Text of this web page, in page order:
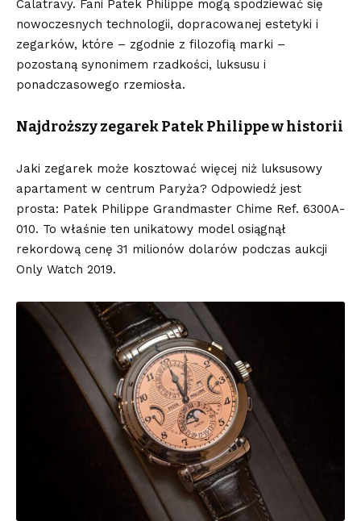
Calatravy. Fani Patek Philippe mogą spodziewać się
nowoczesnych technologii, dopracowanej estetyki i
zegarków, które – zgodnie z filozofią marki –
pozostaną synonimem rzadkości, luksusu i
ponadczasowego rzemiosła.
Najdroższy zegarek Patek Philippe w historii
Jaki zegarek może kosztować więcej niż luksusowy
apartament w centrum Paryża? Odpowiedź jest
prosta: Patek Philippe Grandmaster Chime Ref. 6300A-
010. To właśnie ten unikatowy model osiągnął
rekordową cenę 31 milionów dolarów podczas aukcji
Only Watch 2019.